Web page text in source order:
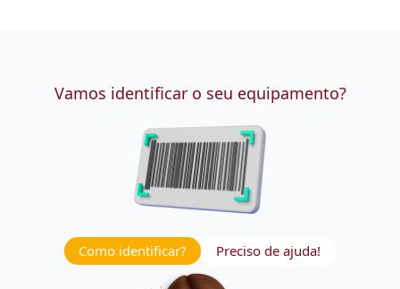
Vamos identificar o seu equipamento?
Como identificar? Preciso de ajuda!